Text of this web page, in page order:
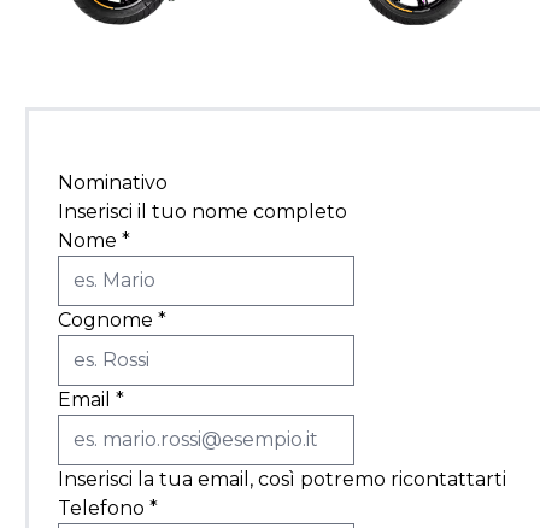
Nominativo
Inserisci il tuo nome completo
Nome *
Cognome *
Email *
Inserisci la tua email, così potremo ricontattarti
Telefono *